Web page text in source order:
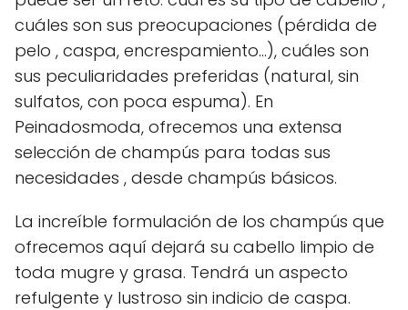
cuáles son sus preocupaciones (pérdida de
pelo , caspa, encrespamiento...), cuáles son
sus peculiaridades preferidas (natural, sin
sulfatos, con poca espuma). En
Peinadosmoda, ofrecemos una extensa
selección de champús para todas sus
necesidades , desde champús básicos.
La increíble formulación de los champús que
ofrecemos aquí dejará su cabello limpio de
toda mugre y grasa. Tendrá un aspecto
refulgente y lustroso sin indicio de caspa.